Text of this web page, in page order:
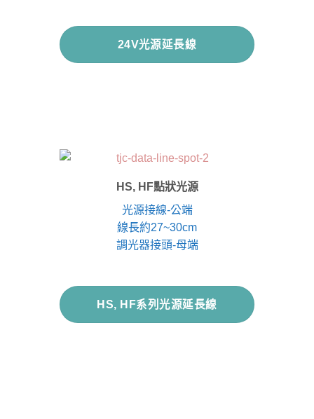
24V光源延長線
HS, HF點狀光源
光源接線-公端
線長約27~30cm
調光器接頭-母端
HS, HF系列光源延長線